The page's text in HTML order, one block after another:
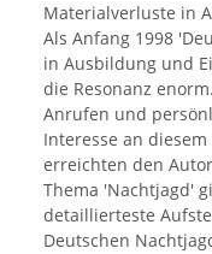
Materialverluste in
Als Anfang 1998
in Ausbildung und
die Resonanz
Anrufen und
Interesse an
erreichten den
Thema 'Nachtjagd'
detaillierteste
Deutschen